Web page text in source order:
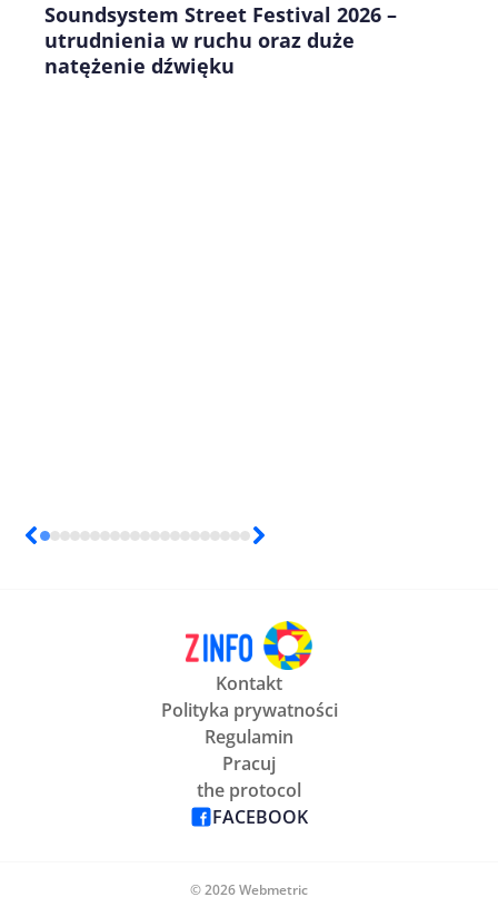
Soundsystem Street Festival 2026 –
utrudnienia w ruchu oraz duże
natężenie dźwięku
Kontakt
Polityka prywatności
Regulamin
Pracuj
the protocol
FACEBOOK
© 2026 Webmetric